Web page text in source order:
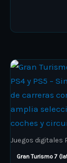
page
Juegos digitales
Gran Turismo 7
This
product
has
multiple
variants.
The